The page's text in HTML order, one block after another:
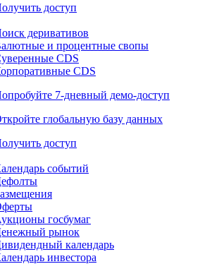
доступ
деривативов
и процентные свопы
CDS
CDS
7-дневный демо-доступ
глобальную базу данных
доступ
событий
госбумаг
рынок
календарь
инвестора